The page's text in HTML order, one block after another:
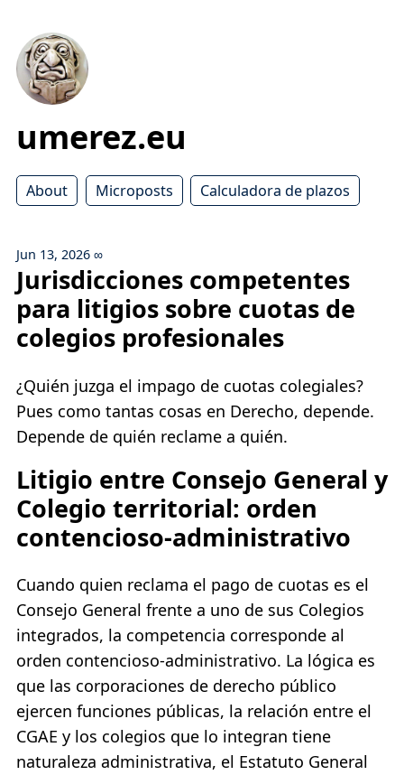
umerez.eu
About Microposts Calculadora de plazos
Jun 13, 2026 ∞
Jurisdicciones competentes
para litigios sobre cuotas de
colegios profesionales
¿Quién juzga el impago de cuotas colegiales?
Pues como tantas cosas en Derecho, depende.
Depende de quién reclame a quién.
Litigio entre Consejo General y
Colegio territorial: orden
contencioso-administrativo
Cuando quien reclama el pago de cuotas es el
Consejo General frente a uno de sus Colegios
integrados, la competencia corresponde al
orden contencioso-administrativo. La lógica es
que las corporaciones de derecho público
ejercen funciones públicas, la relación entre el
CGAE y los colegios que lo integran tiene
naturaleza administrativa, el Estatuto General